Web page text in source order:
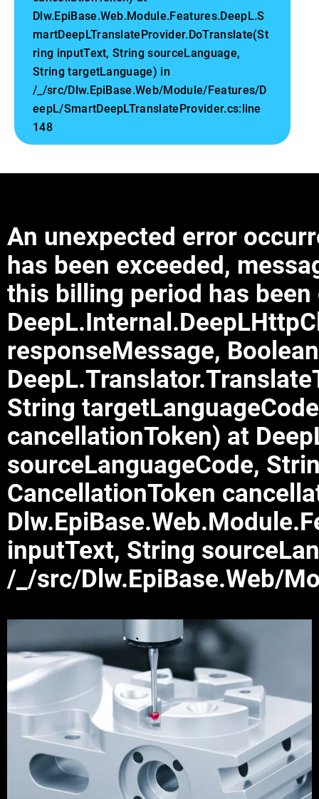
Dlw.EpiBase.Web.Module.Features.DeepL.S
martDeepLTranslateProvider.DoTranslate(St
ring inputText, String sourceLanguage,
String targetLanguage) in
/_/src/Dlw.EpiBase.Web/Module/Features/D
eepL/SmartDeepLTranslateProvider.cs:line
148
An unexpected error
has been exceeded,
this billing period has been
responseMessage,
String
cancellationToken) at
sourceLanguageCode,
CancellationToken
inputText, String
/_/src/Dlw.EpiBase.Web/